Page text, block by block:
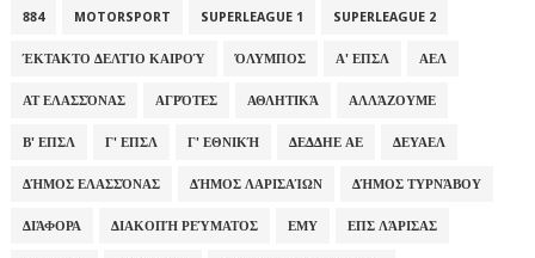
884 MOTORSPORT SUPERLEAGUE 1 SUPERLEAGUE 2
ΈΚΤΑΚΤΟ ΔΕΛΤΊΟ ΚΑΙΡΟΎ ΌΛΥΜΠΟΣ Α' ΕΠΣΛ ΑΕΛ
ΑΤ ΕΛΑΣΣΌΝΑΣ ΑΓΡΌΤΕΣ ΑΘΛΗΤΙΚΆ ΑΛΛΆΖΟΥΜΕ
Β' ΕΠΣΛ Γ' ΕΠΣΛ Γ' ΕΘΝΙΚΉ ΔΕΔΔΗΕ ΑΕ ΔΕΥΑΕΛ
ΔΉΜΟΣ ΕΛΑΣΣΌΝΑΣ ΔΉΜΟΣ ΛΑΡΙΣΑΊΩΝ ΔΉΜΟΣ ΤΥΡΝΆΒΟΥ
ΔΙΆΦΟΡΑ ΔΙΑΚΟΠΉ ΡΕΎΜΑΤΟΣ ΕΜΥ ΕΠΣ ΛΆΡΙΣΑΣ